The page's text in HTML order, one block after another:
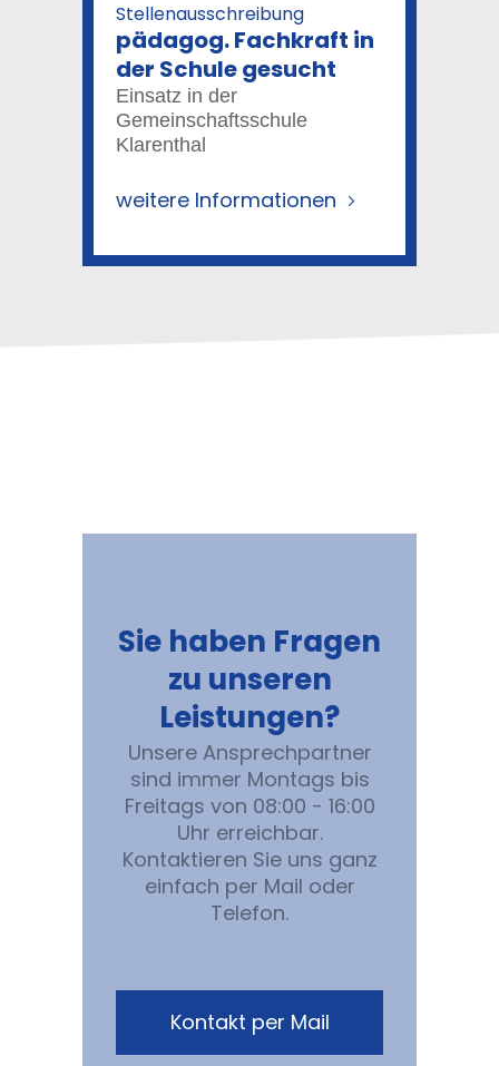
Stellenausschreibung
pädagog. Fachkraft in
der Schule gesucht
Einsatz in der
Gemeinschaftsschule
Klarenthal
weitere Informationen
Sie haben Fragen
zu unseren
Leistungen?
Unsere Ansprechpartner
sind immer Montags bis
Freitags von 08:00 - 16:00
Uhr erreichbar.
Kontaktieren Sie uns ganz
einfach per Mail oder
Telefon.
Kontakt per Mail